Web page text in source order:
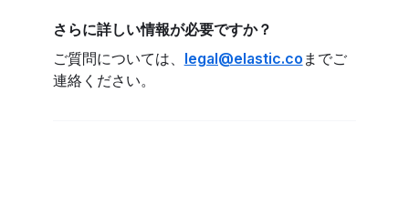
さらに詳しい情報が必要ですか？
ご質問については、 legal@elastic.co までご
連絡ください。